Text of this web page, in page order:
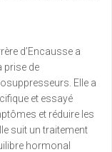
d’Encausse a
prise de
Elle a
et essayé
et réduire les
suit un traitement
hormonal